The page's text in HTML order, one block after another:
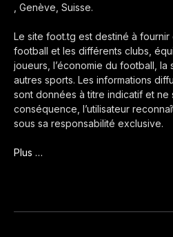
, Genève, Suisse.
Le site foot.tg est destiné à fournir
football et les différents clubs,
joueurs, l’économie du football, la
autres sports. Les informations
sont données à titre indicatif et ne
conséquence, l’utilisateur
sous sa responsabilité exclusive.
Plus …